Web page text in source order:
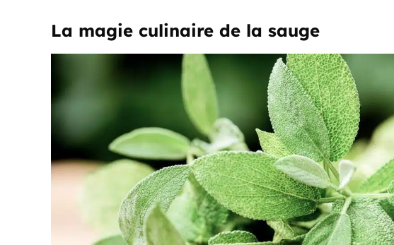
La magie culinaire de la sauge